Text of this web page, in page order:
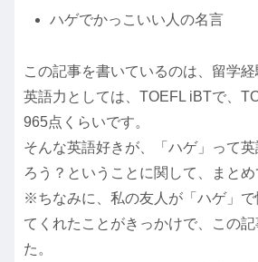
ハゲでかっこいい人の名言
この記事を書いているのは、留学経
英語力としては、TOEFL iBTで、
965点くらいです。
そんな英語好きが、「ハゲ」って
ろう？ということに関して、まとめ
※ちなみに、私の友人が「ハゲ」で
てくれたことがきっかけで、この
た。